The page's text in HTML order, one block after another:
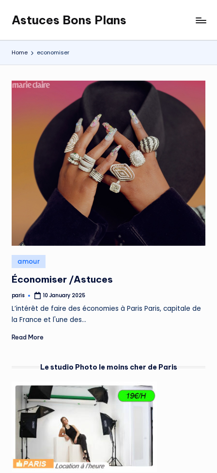
Skip
content
Astuces Bons Plans
Home economiser
Posted
in
amour
Économiser /Astuces
Posted
paris 10 January 2025
L’intérêt de faire des économies à Paris Paris, capitale de
la France et l'une des…
Read More
Le studio Photo le moins cher de Paris